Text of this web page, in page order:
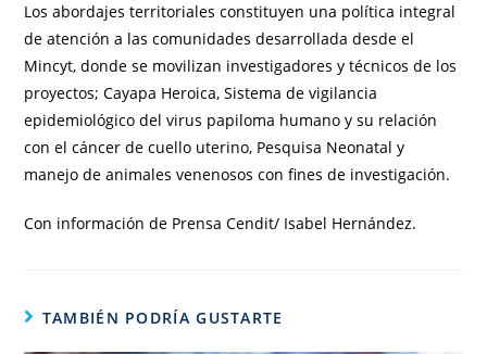
Los abordajes territoriales constituyen una política integral
de atención a las comunidades desarrollada desde el
Mincyt, donde se movilizan investigadores y técnicos de los
proyectos; Cayapa Heroica, Sistema de vigilancia
epidemiológico del virus papiloma humano y su relación
con el cáncer de cuello uterino, Pesquisa Neonatal y
manejo de animales venenosos con fines de investigación.
Con información de Prensa Cendit/ Isabel Hernández.
TAMBIÉN PODRÍA GUSTARTE